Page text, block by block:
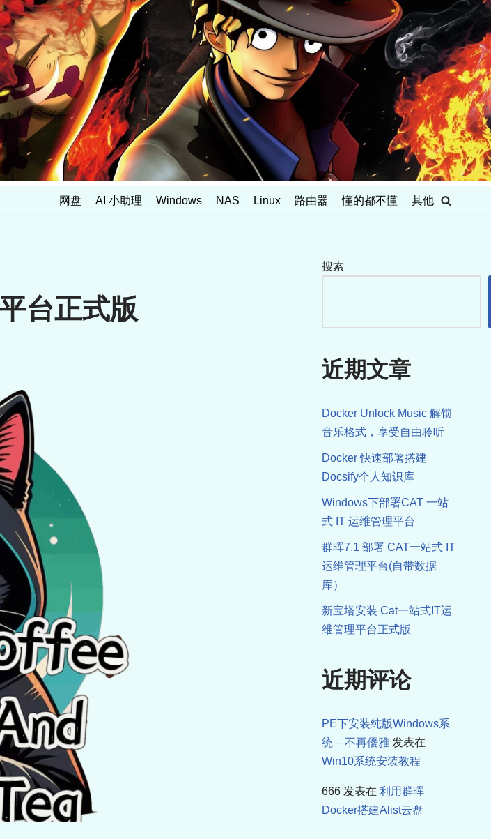
网盘 AI 小助理 Windows NAS Linux 路由器 懂的都不懂 其他
台正式版
搜索
近期文章
Docker Unlock Music 解锁
音乐格式，享受自由聆听
Docker 快速部署搭建
Docsify个人知识库
Windows下部署CAT 一站
式 IT 运维管理平台
群晖7.1 部署 CAT一站式 IT
运维管理平台(自带数据
库）
新宝塔安装 Cat一站式IT运
维管理平台正式版
近期评论
PE下安装纯版Windows系
统 – 不再優雅 发表在
Win10系统安装教程
666 发表在 利用群晖
Docker搭建Alist云盘